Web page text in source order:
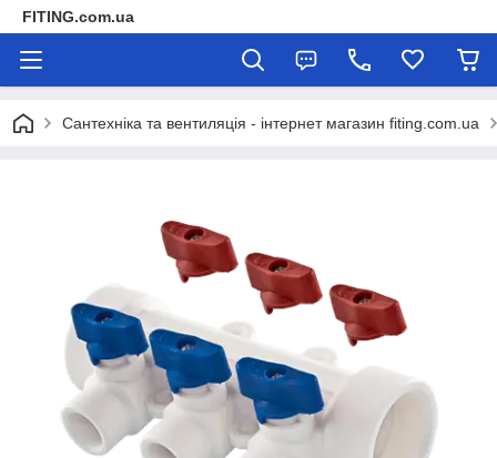
FITING.com.ua
Сантехніка та вентиляція - інтернет магазин fiting.com.ua